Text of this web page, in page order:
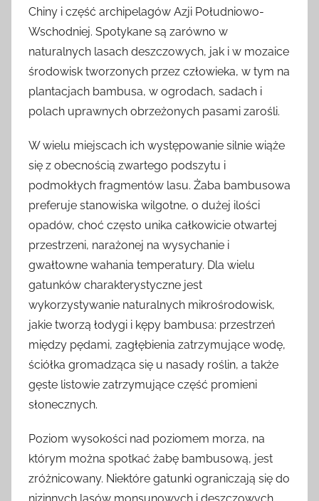
Chiny i część archipelagów Azji Południowo-
Wschodniej. Spotykane są zarówno w
naturalnych lasach deszczowych, jak i w mozaice
środowisk tworzonych przez człowieka, w tym na
plantacjach bambusa, w ogrodach, sadach i
polach uprawnych obrzeżonych pasami zarośli.
W wielu miejscach ich występowanie silnie wiąże
się z obecnością zwartego podszytu i
podmokłych fragmentów lasu. Żaba bambusowa
preferuje stanowiska wilgotne, o dużej ilości
opadów, choć często unika całkowicie otwartej
przestrzeni, narażonej na wysychanie i
gwałtowne wahania temperatury. Dla wielu
gatunków charakterystyczne jest
wykorzystywanie naturalnych mikrośrodowisk,
jakie tworzą łodygi i kępy bambusa: przestrzeń
między pędami, zagłębienia zatrzymujące wodę,
ściółka gromadząca się u nasady roślin, a także
gęste listowie zatrzymujące część promieni
słonecznych.
Poziom wysokości nad poziomem morza, na
którym można spotkać żabę bambusową, jest
zróżnicowany. Niektóre gatunki ograniczają się do